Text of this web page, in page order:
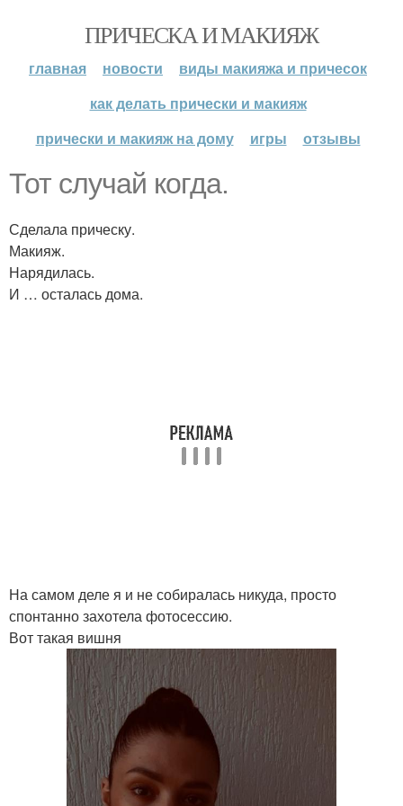
ПРИЧЕСКА И МАКИЯЖ
главная новости
виды макияжа и причесок
как делать прически и макияж
прически и макияж на дому
игры отзывы
Тот случай когда.
Сделала прическу.
Макияж.
Нарядилась.
И … осталась дома.
На самом деле я и не собиралась никуда, просто
спонтанно захотела фотосессию.
Вот такая вишня